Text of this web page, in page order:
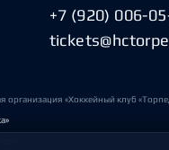
+7 (920) 006-
«Хоккейный клуб